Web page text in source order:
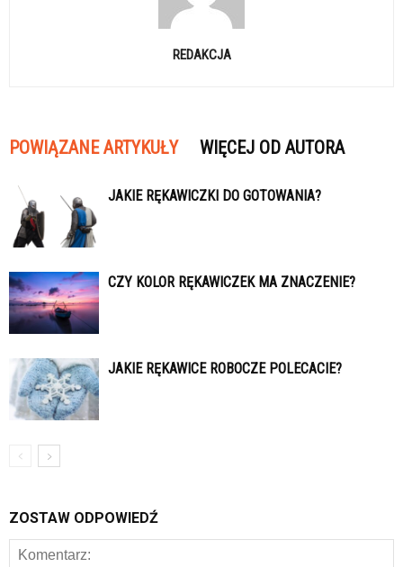
REDAKCJA
POWIĄZANE ARTYKUŁY WIĘCEJ OD AUTORA
JAKIE RĘKAWICZKI DO GOTOWANIA?
CZY KOLOR RĘKAWICZEK MA ZNACZENIE?
JAKIE RĘKAWICE ROBOCZE POLECACIE?
ZOSTAW ODPOWIEDŹ